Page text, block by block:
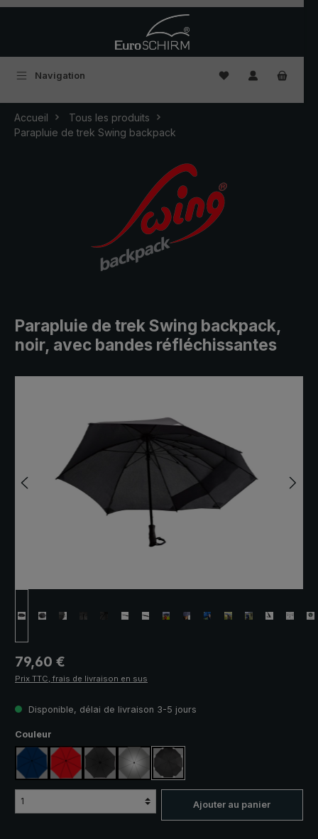
Navigation Vous avez 0
Accueil
Tous les produits
Parapluie de trek Swing backpack
Parapluie de trek Swing backpack,
noir, avec bandes réfléchissantes
Prix régulier :
79,60 €
Prix TTC, frais de livraison en sus
Disponible, délai de livraison 3-5 jours
Sélectionnez
Couleur
bleu marine
rouge noir argent, protection UV 50+
noir, avec bandes réfléchissantes
Ajouter au panier